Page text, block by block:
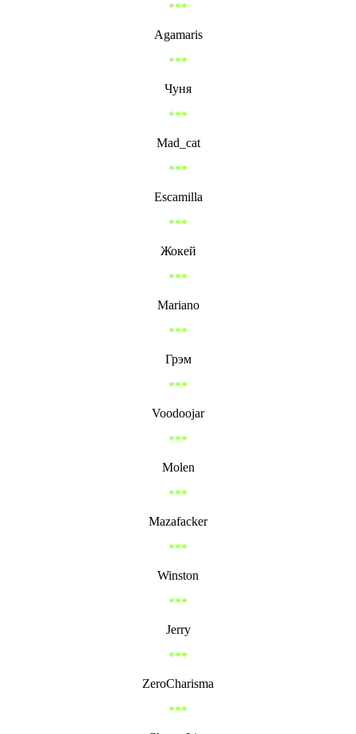
***
Agamaris
***
Чуня
***
Mad_cat
***
Escamilla
***
Жокей
***
Mariano
***
Грэм
***
Voodoojar
***
Molen
***
Mazafacker
***
Winston
***
Jerry
***
ZeroCharisma
***